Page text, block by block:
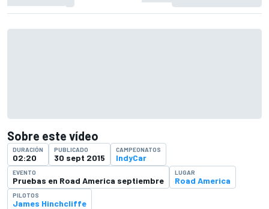
Sobre este vídeo
DURACIÓN
02:20
PUBLICADO
30 sept 2015
CAMPEONATOS
IndyCar
EVENTO
Pruebas en Road America septiembre
LUGAR
Road America
PILOTOS
James Hinchcliffe